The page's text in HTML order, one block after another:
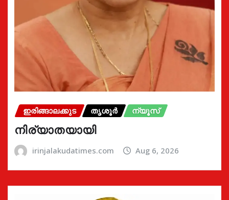
ഇരിങ്ങാലക്കുട തൃശൂർ ന്യൂസ്
നിര്യാതയായി
irinjalakudatimes.com Aug 6, 2026